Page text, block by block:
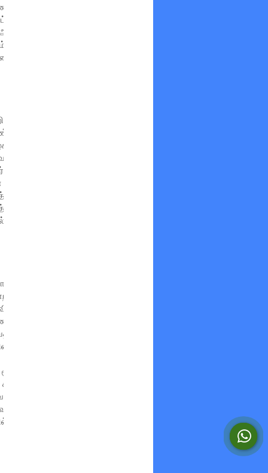
வரை பல்வேறு கட்டங்களில்
இதற்கு இடைநிலை
அப்போது பணி நியமனம் பெற்ற
சேர்ந்துஇருப்பதாக,
வந்ததும், விரிவான
நடந்திருப்பது உறுதி
உள்ளது.இந்த
இல்லை என்றும், சிலர்
பெயர் மாற்றம் செய்து
இந்த மோசடியில் ஈடுபட்டனர்
கல்வி
'விஜிலென்ஸ்' அலுவலரின்
எட்டியுள்ளதாக தெரிகிறது.
அதன் முடிவில்
ஆசிரியர் ஒருவர்
கொடுத்து பணியில்
போலி சான்றிதழ்
நடப்பதற்குள் அவர் மாற்றம்
மீண்டும் போலி சான்றிதழ்
மோசடி நடந்த விவகாரம்
கொடுத்து, பணியில்
பெரும் பரபரப்பு
தமிழகத்தில் இல்லை
வருவதும், பெயர்